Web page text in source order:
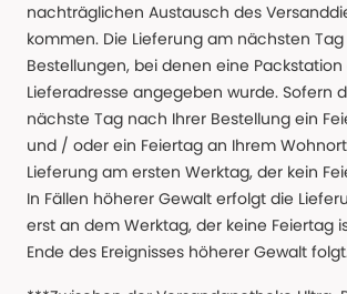
nachträglichen Austausch des
kommen. Die Lieferung am nächsten
Bestellungen, bei denen eine Packstation
Lieferadresse angegeben wurde. Sofern
nächste Tag nach Ihrer Bestellung ein
und / oder ein Feiertag an Ihrem
Lieferung am ersten Werktag, der kein
In Fällen höherer Gewalt erfolgt die
erst an dem Werktag, der keine Feiertag
Ende des Ereignisses höherer Gewalt